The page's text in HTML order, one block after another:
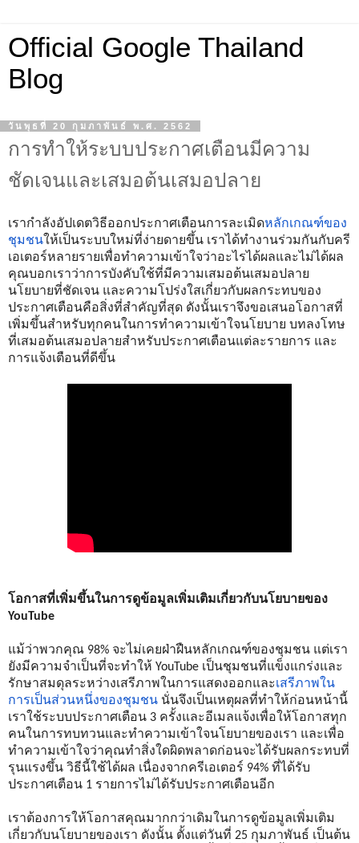
Official Google Thailand
Blog
วันพุธที่ 20 กุมภาพันธ์ พ.ศ. 2562
การทำให้ระบบประกาศเตือนมีความ
ชัดเจนและเสมอต้นเสมอปลาย
เรากำลังอัปเดตวิธีออกประกาศเตือนการละเมิดหลักเกณฑ์ของ
ชุมชน ให้เป็นระบบใหม่ที่ง่ายดายขึ้น เราได้ทำงานร่วมกันกับครี
เอเตอร์หลายรายเพื่อทำความเข้าใจว่าอะไรได้ผลและไม่ได้ผล
คุณบอกเราว่าการบังคับใช้ที่มีความเสมอต้นเสมอปลาย
นโยบายที่ชัดเจน และความโปร่งใสเกี่ยวกับผลกระทบของ
ประกาศเตือนคือสิ่งที่สำคัญที่สุด ดังนั้นเราจึงขอเสนอโอกาสที่
เพิ่มขึ้นสำหรับทุกคนในการทำความเข้าใจนโยบาย บทลงโทษ
ที่เสมอต้นเสมอปลายสำหรับประกาศเตือนแต่ละรายการ และ
การแจ้งเตือนที่ดีขึ้น
โอกาสที่เพิ่มขึ้นในการดูข้อมูลเพิ่มเติมเกี่ยวกับนโยบายของ
YouTube
แม้ว่าพวกคุณ 98% จะไม่เคยฝ่าฝืนหลักเกณฑ์ของชุมชน แต่เรา
ยังมีความจำเป็นที่จะทำให้ YouTube เป็นชุมชนที่แข็งแกร่งและ
รักษาสมดุลระหว่างเสรีภาพในการแสดงออกและเสรีภาพใน
การเป็นส่วนหนึ่งของชุมชน นั่นจึงเป็นเหตุผลที่ทำให้ก่อนหน้านี้
เราใช้ระบบประกาศเตือน 3 ครั้งและอีเมลแจ้งเพื่อให้โอกาสทุก
คนในการทบทวนและทำความเข้าใจนโยบายของเรา และเพื่อ
ทำความเข้าใจว่าคุณทำสิ่งใดผิดพลาดก่อนจะได้รับผลกระทบที่
รุนแรงขึ้น วิธีนี้ใช้ได้ผล เนื่องจากครีเอเตอร์ 94% ที่ได้รับ
ประกาศเตือน 1 รายการไม่ได้รับประกาศเตือนอีก
เราต้องการให้โอกาสคุณมากกว่าเดิมในการดูข้อมูลเพิ่มเติม
เกี่ยวกับนโยบายของเรา ดังนั้น ตั้งแต่วันที่ 25 กุมภาพันธ์ เป็นต้น